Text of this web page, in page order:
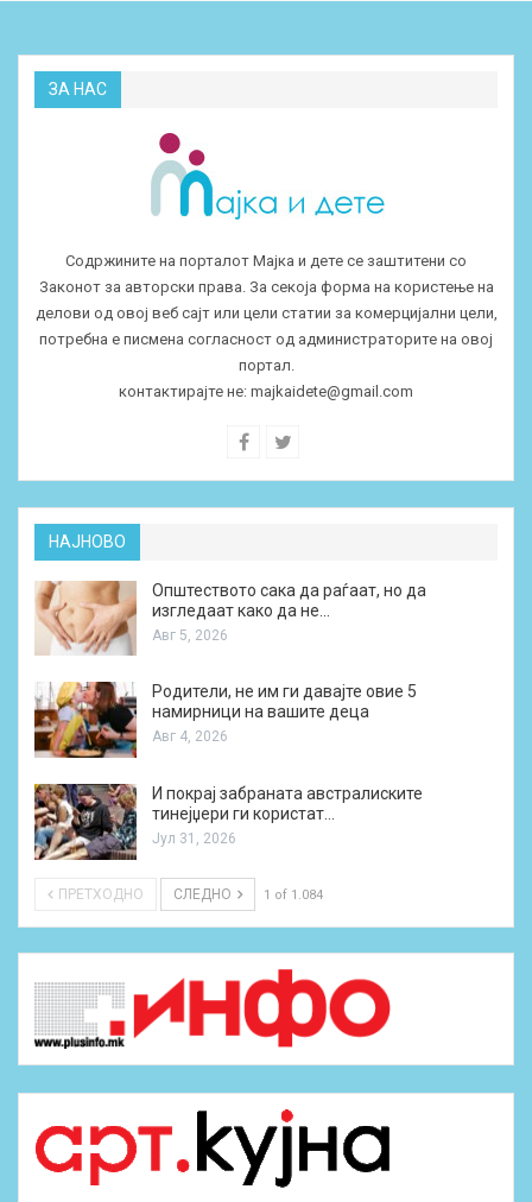
ЗА НАС
Содржините на порталот Мајка и дете се заштитени со
Законот за авторски права. За секоја форма на користење на
делови од овој веб сајт или цели статии за комерцијални цели,
потребна е писмена согласност од администраторите на овој
портал.
контактирајте не: majkaidete@gmail.com
НАЈНОВО
Општеството сака да раѓаат, но да
изгледаат како да не…
Авг 5, 2026
Родители, не им ги давајте овие 5
намирници на вашите деца
Авг 4, 2026
И покрај забраната австралиските
тинејџери ги користат…
Јул 31, 2026
ПРЕТХОДНО СЛЕДНО 1 of 1.084